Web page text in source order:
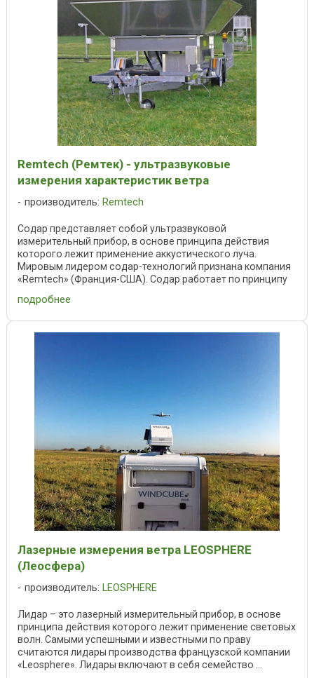
Remtech (Ремтек) - ультразвуковые
измерения характеристик ветра
производитель: Remtech
Содар представляет собой ультразвуковой
измерительный прибор, в основе принципа действия
которого лежит применение аккустического луча.
Мировым лидером содар-технологий признана компания
«Remtech» (Франция-США). Содар работает по принципу
подробнее
Лазерные измерения ветра LEOSPHERE
(Леосфера)
производитель: LEOSPHERE
Лидар – это лазерный измерительный прибор, в основе
принципа действия которого лежит применение световых
волн. Самыми успешными и известными по праву
считаются лидары производства французской компании
«Leosphere». Лидары включают в себя семейство ...